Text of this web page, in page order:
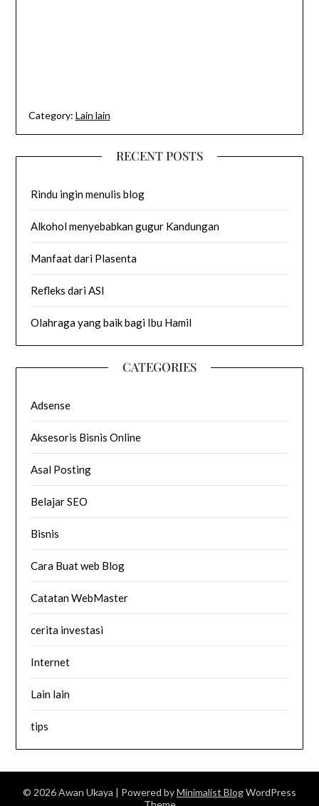
Category: Lain lain
RECENT POSTS
Rindu ingin menulis blog
Alkohol menyebabkan gugur Kandungan
Manfaat dari Plasenta
Refleks dari ASI
Olahraga yang baik bagi Ibu Hamil
CATEGORIES
Adsense
Aksesoris Bisnis Online
Asal Posting
Belajar SEO
Bisnis
Cara Buat web Blog
Catatan WebMaster
cerita investasi
Internet
Lain lain
tips
© 2026 Awan Ukaya | Powered byMinimalist BlogWordPress